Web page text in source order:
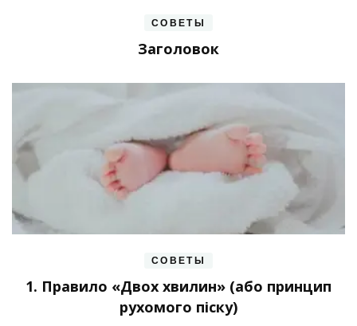
СОВЕТЫ
Заголовок
СОВЕТЫ
1. Правило «Двох хвилин» (або принцип
рухомого піску)